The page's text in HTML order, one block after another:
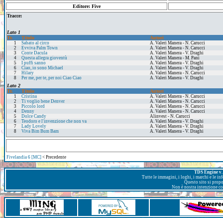
Editore: Five
Tracce:
Lato 1
Tr.
Titolo Autori
1 Sabato al circo
A. Valeri Manera - N. Carucci
2
Evviva Palm Town
A. Valeri Manera - N. Carucci
3
Conte Dacula
A. Valeri Manera - V. Draghi
4
Questa allegra gioventù
A. Valeri Manera - M. Pani
5
I puffi sanno
A. Valeri Manera - V. Draghi
6
Ciao, io sono Michael
A. Valeri Manera - V. Draghi
7
Hilary
A. Valeri Manera - N. Carucci
8
Per me, per te, per noi Ciao Ciao A. Valeri Manera - V. Draghi
Lato 2
Tr.
Titolo Autori
1 Cristina
A. Valeri Manera - N. Carucci
2
Ti voglio bene Denver
A. Valeri Manera - N. Carucci
3
Piccolo lord
A. Valeri Manera - N. Carucci
4
Denny
A. Valeri Manera - N. Carucci
5
Dolce Candy
Alinvest - N. Carucci
6
Teodoro e l'invenzione che non va
A. Valeri Manera - V. Draghi
7
Lady Lovely
A. Valeri Manera - V. Draghi
8
Viva Bim Bum Bam A. Valeri Manera - V. Draghi
Fivelandia 6 [MC] < Precedente
TDS Engine
Tutte le immagini, i loghi, i marchi e le
Questo sito si
Non è nostra intenzione